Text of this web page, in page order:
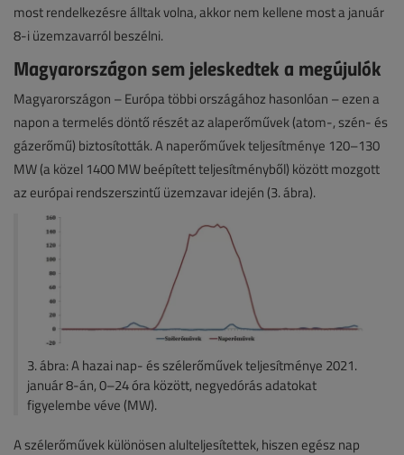
most rendelkezésre álltak volna, akkor nem kellene most a január
8-i üzemzavarról beszélni.
Magyarországon sem jeleskedtek a megújulók
Magyarországon – Európa többi országához hasonlóan – ezen a
napon a termelés döntő részét az alaperőművek (atom-, szén- és
gázerőmű) biztosították. A naperőművek teljesítménye 120–130
MW (a közel 1400 MW beépített teljesítményből) között mozgott
az európai rendszerszintű üzemzavar idején (3. ábra).
3. ábra: A hazai nap- és szélerőművek teljesítménye 2021.
január 8-án, 0–24 óra között, negyedórás adatokat
figyelembe véve (MW).
A szélerőművek különösen alulteljesítettek, hiszen egész nap